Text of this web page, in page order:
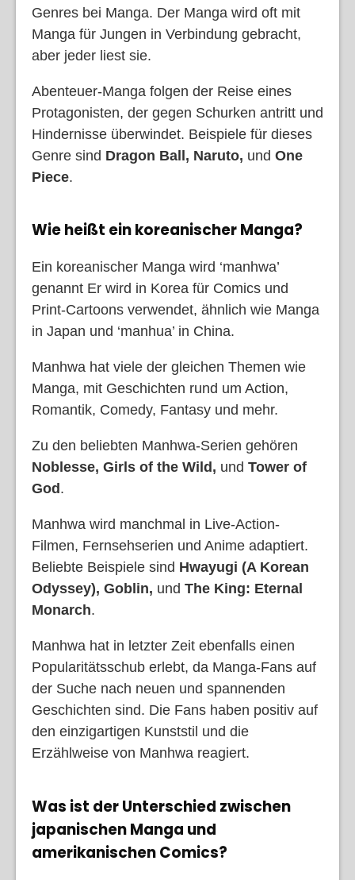
Genres bei Manga. Der Manga wird oft mit
Manga für Jungen in Verbindung gebracht,
aber jeder liest sie.
Abenteuer-Manga folgen der Reise eines
Protagonisten, der gegen Schurken antritt und
Hindernisse überwindet. Beispiele für dieses
Genre sind Dragon Ball, Naruto, und One
Piece.
Wie heißt ein koreanischer Manga?
Ein koreanischer Manga wird ‘manhwa’
genannt Er wird in Korea für Comics und
Print-Cartoons verwendet, ähnlich wie Manga
in Japan und ‘manhua’ in China.
Manhwa hat viele der gleichen Themen wie
Manga, mit Geschichten rund um Action,
Romantik, Comedy, Fantasy und mehr.
Zu den beliebten Manhwa-Serien gehören
Noblesse, Girls of the Wild, und Tower of
God .
Manhwa wird manchmal in Live-Action-
Filmen, Fernsehserien und Anime adaptiert.
Beliebte Beispiele sind Hwayugi (A Korean
Odyssey), Goblin, und The King: Eternal
Monarch.
Manhwa hat in letzter Zeit ebenfalls einen
Popularitätsschub erlebt, da Manga-Fans auf
der Suche nach neuen und spannenden
Geschichten sind. Die Fans haben positiv auf
den einzigartigen Kunststil und die
Erzählweise von Manhwa reagiert.
Was ist der Unterschied zwischen
japanischen Manga und
amerikanischen Comics?